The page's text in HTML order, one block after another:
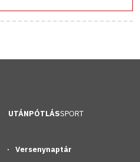
UTÁNPÓTLÁSSPORT
Versenynaptár